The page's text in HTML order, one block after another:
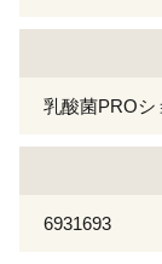
乳酸菌PROシ
6931693